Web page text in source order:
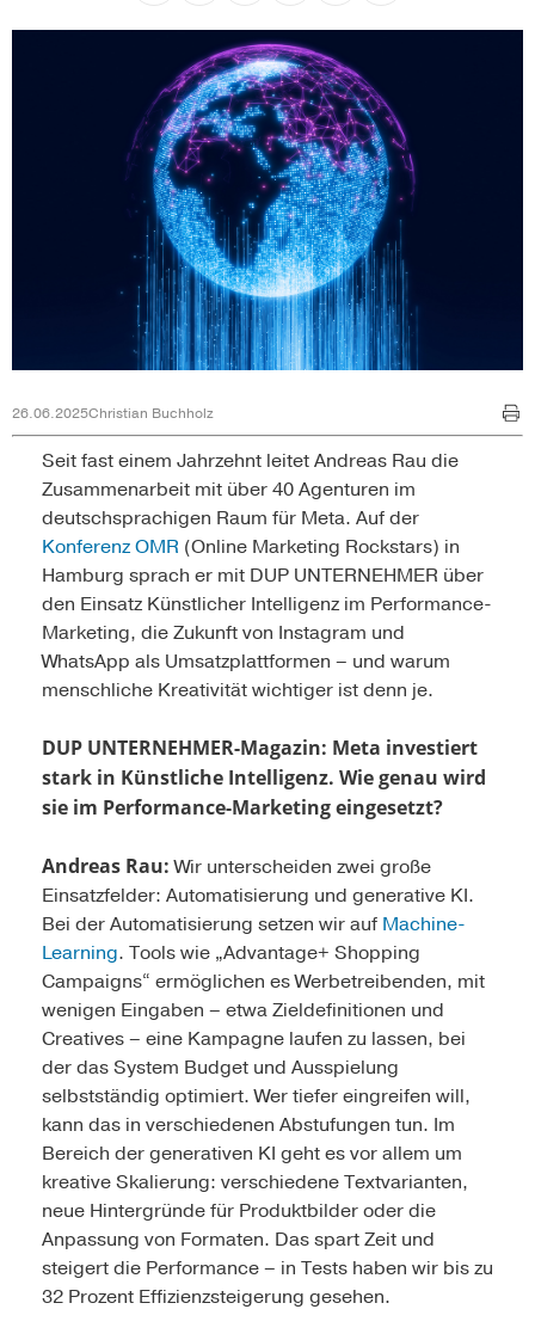
26.06.2025Christian Buchholz
Seit fast einem Jahrzehnt leitet Andreas Rau die
Zusammenarbeit mit über 40 Agenturen im
deutschsprachigen Raum für Meta. Auf der
Konferenz OMR (Online Marketing Rockstars) in
Hamburg sprach er mit DUP ­UNTERNEHMER über
den Einsatz Künstlicher Intelligenz im Performance-
Marketing, die Zukunft von Instagram und
WhatsApp als Umsatzplattformen – und warum
menschliche Kreativität wichtiger ist denn je.
DUP UNTERNEHMER-Magazin: Meta investiert
stark in Künstliche Intelligenz. Wie genau wird
sie im Performance-Marketing eingesetzt?
Andreas Rau:Wir unterscheiden zwei große
Einsatzfelder: Automatisierung und generative KI.
Bei der Automatisierung setzen wir auf Machine-
Learning. Tools wie „Advantage+ Shopping
Campaigns“ ermöglichen es Werbetreibenden, mit
wenigen Eingaben – etwa Ziel­definitionen und
Creatives – eine Kampagne laufen zu lassen, bei
der das System Budget und Ausspielung
selbstständig optimiert. Wer tiefer eingreifen will,
kann das in verschiedenen Abstufungen tun. Im
Bereich der generativen KI geht es vor allem um
kreative Skalierung: verschiedene Textvarianten,
neue Hintergründe für Produktbilder oder die
Anpassung von Formaten. Das spart Zeit und
steigert die Performance – in Tests haben wir bis zu
32 Prozent Effizienzsteigerung gesehen.